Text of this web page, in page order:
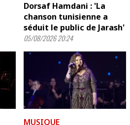
Dorsaf Hamdani : 'La
chanson tunisienne a
séduit le public de Jarash'
05/08/2026 20:24
MUSIQUE